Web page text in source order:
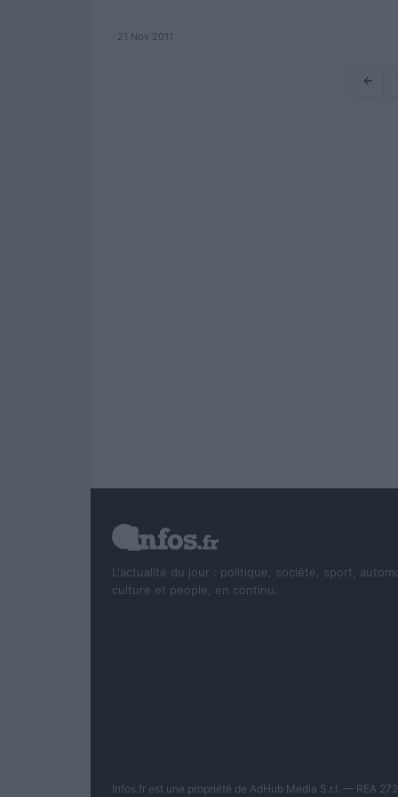
· 21 Nov 2011
←
L'actualité du jour : politique, société, sport,
culture et people, en continu.
Infos.fr est une propriété de AdHub Media S.r.l. — REA